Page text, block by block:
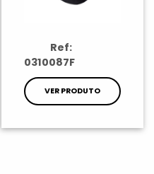
Ref:
0310087F
VER PRODUTO